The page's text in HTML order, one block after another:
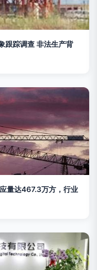
跟踪调查 非法生产背
量达467.3万方，行业